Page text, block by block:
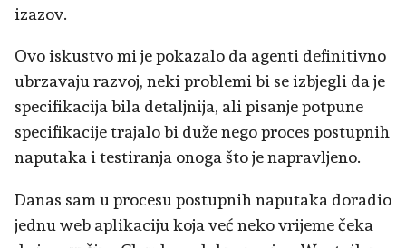
izazov.
Ovo iskustvo mi je pokazalo da agenti definitivno
ubrzavaju razvoj, neki problemi bi se izbjegli da je
specifikacija bila detaljnija, ali pisanje potpune
specifikacije trajalo bi duže nego proces postupnih
naputaka i testiranja onoga što je napravljeno.
Danas sam u procesu postupnih naputaka doradio
jednu web aplikaciju koja već neko vrijeme čeka